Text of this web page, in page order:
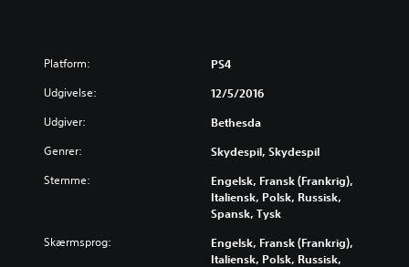
Platform: PS4
Udgivelse: 12/5/2016
Udgiver: Bethesda
Genrer: Skydespil, Skydespil
Stemme:
Engelsk, Fransk (Frankrig),
Italiensk, Polsk, Russisk,
Spansk, Tysk
Skærmsprog:
Engelsk, Fransk (Frankrig),
Italiensk, Polsk, Russisk,